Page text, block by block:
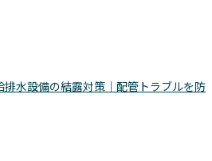
水設備の結露対策｜配管トラブルを防